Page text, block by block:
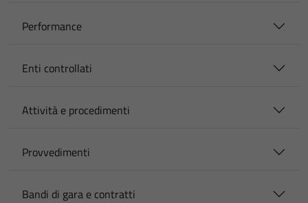
Performance
Enti controllati
Attività e procedimenti
Provvedimenti
Bandi di gara e contratti